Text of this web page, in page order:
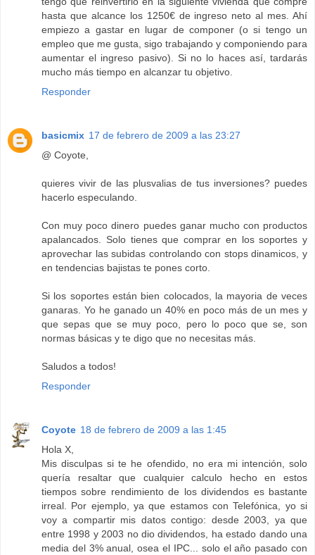
hasta que alcance los 1250€ de ingreso neto al mes. Ahí
empiezo a gastar en lugar de componer (o si tengo un
empleo que me gusta, sigo trabajando y componiendo para
aumentar el ingreso pasivo). Si no lo haces así, tardarás
mucho más tiempo en alcanzar tu objetivo.
Responder
basicmix 17 de febrero de 2009 a las 23:27
@ Coyote,
quieres vivir de las plusvalias de tus inversiones? puedes
hacerlo especulando.
Con muy poco dinero puedes ganar mucho con productos
apalancados. Solo tienes que comprar en los soportes y
aprovechar las subidas controlando con stops dinamicos, y
en tendencias bajistas te pones corto.
Si los soportes están bien colocados, la mayoria de veces
ganaras. Yo he ganado un 40% en poco más de un mes y
que sepas que se muy poco, pero lo poco que se, son
normas básicas y te digo que no necesitas más.
Saludos a todos!
Responder
Coyote 18 de febrero de 2009 a las 1:45
Hola X,
Mis disculpas si te he ofendido, no era mi intención, solo
quería resaltar que cualquier calculo hecho en estos
tiempos sobre rendimiento de los dividendos es bastante
irreal. Por ejemplo, ya que estamos con Telefónica, yo si
voy a compartir mis datos contigo: desde 2003, ya que
entre 1998 y 2003 no dio dividendos, ha estado dando una
media del 3% anual, osea el IPC... solo el año pasado con